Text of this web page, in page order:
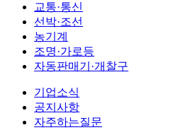
교통·통신
선박·조선
농기계
조명·가로등
자동판매기·개찰구
기업소식
공지사항
자주하는질문